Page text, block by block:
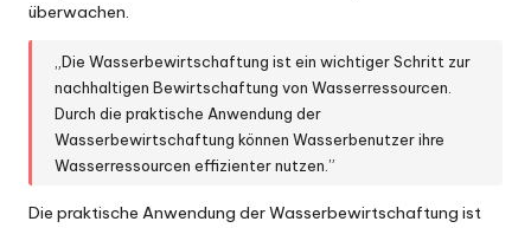
überwachen.
„Die Wasserbewirtschaftung ist ein wichtiger Schritt zur
nachhaltigen Bewirtschaftung von Wasserressourcen.
Durch die praktische Anwendung der
Wasserbewirtschaftung können Wasserbenutzer ihre
Wasserressourcen effizienter nutzen.”
Die praktische Anwendung der Wasserbewirtschaftung ist